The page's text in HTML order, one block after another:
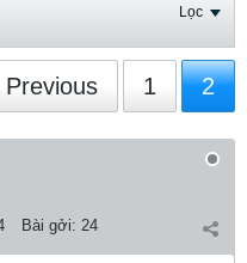
Lọc
Previous 1 2
Bài gởi: 24